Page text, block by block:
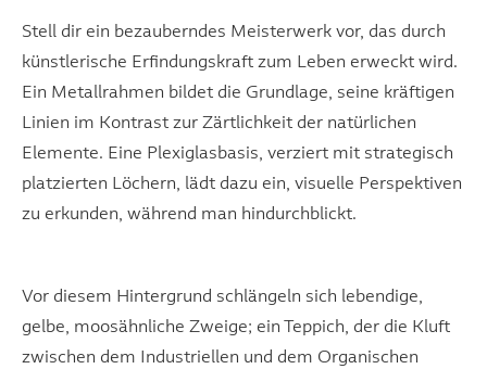
Stell dir ein bezauberndes Meisterwerk vor, das durch
künstlerische Erfindungskraft zum Leben erweckt wird.
Ein Metallrahmen bildet die Grundlage, seine kräftigen
Linien im Kontrast zur Zärtlichkeit der natürlichen
Elemente. Eine Plexiglasbasis, verziert mit strategisch
platzierten Löchern, lädt dazu ein, visuelle Perspektiven
zu erkunden, während man hindurchblickt.
Vor diesem Hintergrund schlängeln sich lebendige,
gelbe, moosähnliche Zweige; ein Teppich, der die Kluft
zwischen dem Industriellen und dem Organischen